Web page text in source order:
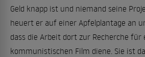
Geld knapp ist und niemand seine
heuert er auf einer Apfelplantage an
dass die Arbeit dort zur Recherche für
kommunistischen Film diene. Sie ist